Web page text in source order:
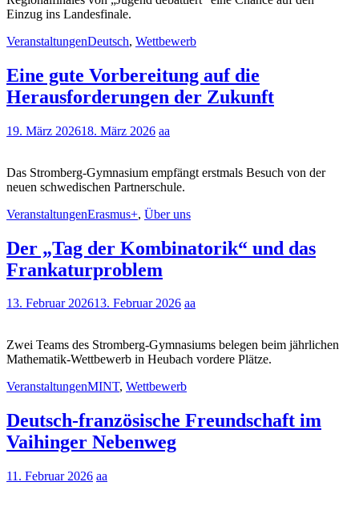
Einzug ins Landesfinale.
VeranstaltungenDeutsch, Wettbewerb
Eine gute Vorbereitung auf die
Herausforderungen der Zukunft
19. März 202618. März 2026 aa
Das Stromberg-Gymnasium empfängt erstmals Besuch von der
neuen schwedischen Partnerschule.
VeranstaltungenErasmus+, Über uns
Der „Tag der Kombinatorik“ und das
Frankaturproblem
13. Februar 202613. Februar 2026 aa
Zwei Teams des Stromberg-Gymnasiums belegen beim jährlichen
Mathematik-Wettbewerb in Heubach vordere Plätze.
VeranstaltungenMINT, Wettbewerb
Deutsch-französische Freundschaft im
Vaihinger Nebenweg
11. Februar 2026 aa